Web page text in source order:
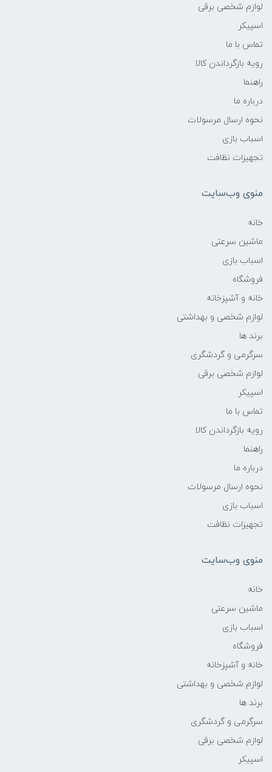
لوازم شخصی برقی
اسپیکر
تماس با ما
رویه بازگرداندن کالا
راهنما
درباره ما
نحوه ارسال مرسولات
اسباب بازی
تجهیزات نظافت
منوی وب‌سایت
خانه
ماشین سرعتی
اسباب بازی
فروشگاه
خانه و آشپزخانه
لوازم شخصی و بهداشتی
برند ها
سرگرمی و گردشگری
لوازم شخصی برقی
اسپیکر
تماس با ما
رویه بازگرداندن کالا
راهنما
درباره ما
نحوه ارسال مرسولات
اسباب بازی
تجهیزات نظافت
منوی وب‌سایت
خانه
ماشین سرعتی
اسباب بازی
فروشگاه
خانه و آشپزخانه
لوازم شخصی و بهداشتی
برند ها
سرگرمی و گردشگری
لوازم شخصی برقی
اسپیکر